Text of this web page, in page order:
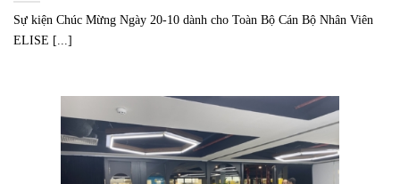
Sự kiện Chúc Mừng Ngày 20-10 dành cho Toàn Bộ Cán Bộ Nhân Viên
ELISE [...]